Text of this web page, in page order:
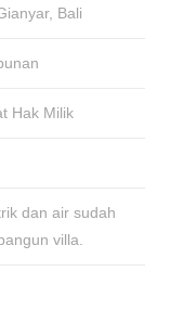
Bali
Hak Milik
dan air sudah
villa.